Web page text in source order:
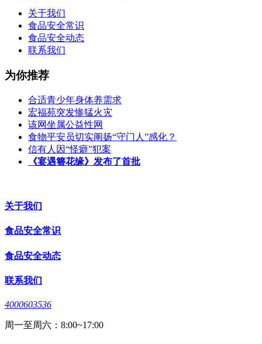
关于我们
食品安全常识
食品安全动态
联系我们
为你推荐
合适青少年身体养需求
宏福苑突发惨猛火灾
该网坐属公益性网
食物平安员切实阐扬“守门人”感化？
信有人因“怪癖”犯案
《宴遇簪花缘》发布了首批
关于我们
食品安全常识
食品安全动态
联系我们
4000603536
周一至周六：8:00~17:00